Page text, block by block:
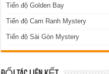
Tiến độ Golden Bay
Tiến độ Cam Ranh Mystery
Tiến độ Sài Gòn Mystery